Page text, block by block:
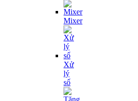
Mixer
Xử
lý
số